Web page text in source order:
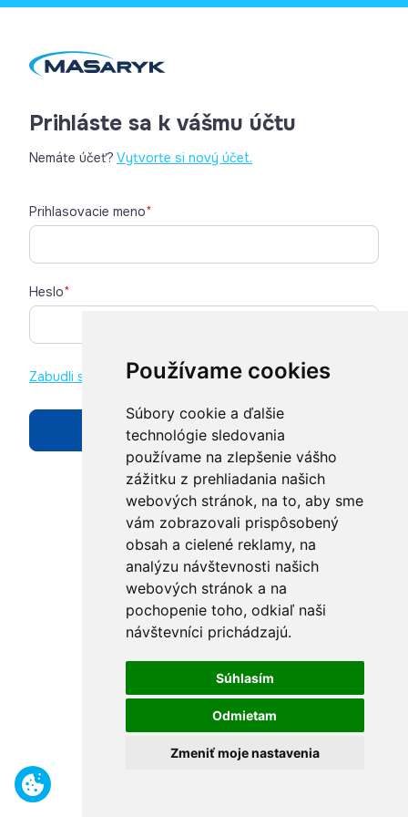
Používame cookies
Súbory cookie a ďalšie
technológie sledovania
používame na zlepšenie vášho
zážitku z prehliadania našich
webových stránok, na to, aby sme
vám zobrazovali prispôsobený
obsah a cielené reklamy, na
analýzu návštevnosti našich
webových stránok a na
pochopenie toho, odkiaľ naši
návštevníci prichádzajú.
Súhlasím
Odmietam
Zmeniť moje nastavenia
Prihláste sa k vášmu účtu
Nemáte účeť? Vytvorte si nový účet.
Prihlasovacie meno*
Heslo*
Zabudli ste heslo?
Prihlásiť sa
©2024 M-MAS, s.r.o., All rights reserved.